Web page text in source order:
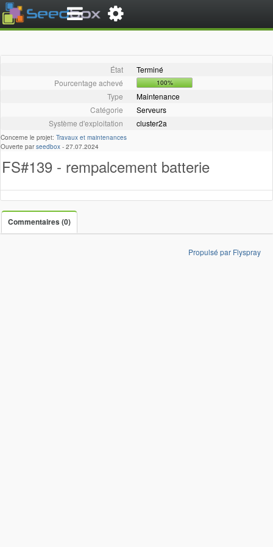
État
Terminé
Pourcentage achevé
100%
Type
Maintenance
Catégorie
Serveurs
Système d'exploitation
cluster2a
Concerne le projet: Travaux et maintenances
Ouverte parseedbox - 27.07.2024
FS#139 - rempalcement batterie
Commentaires (0)
Propulsé par Flyspray